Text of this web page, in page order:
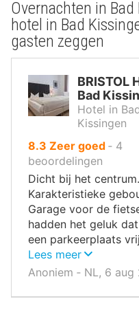
Overnachten in
hotel in Bad
gasten zeggen
BRISTOL
Bad
Hotel in
Kissingen
8.3 uit
10
,
Zeer goed ‐ 4
beoordelingen
Dicht bij het centrum.
Karakteristieke
Garage voor de
hadden het geluk
een parkeerplaats
achter het hotel.
Lees meer
Anoniem ‐ NL, 6 aug